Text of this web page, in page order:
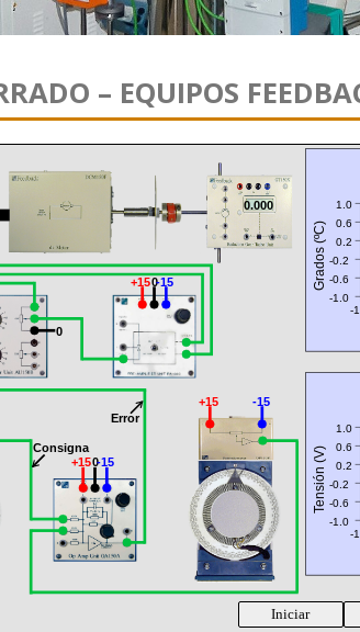
– EQUIPOS
0.000
+150-15
0
+150-15
+15 -15
Consigna
Error
Grados (ºC)
-
-1.0
-0.6
-0.2
0.2
0.6
1.0
Tensión (V)
-
-1.0
-0.6
-0.2
0.2
0.6
1.0
Iniciar